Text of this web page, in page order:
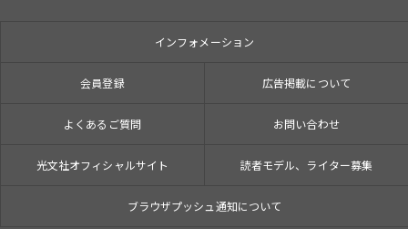
インフォメーション
会員登録 広告掲載について
よくあるご質問 お問い合わせ
光文社オフィシャルサイト 読者モデル、ライター募集
ブラウザプッシュ通知について